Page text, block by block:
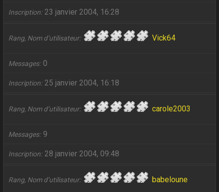
Inscription 23 janvier 2004, 16:28
Rang, Nom d’utilisateur Vick64
Messages 0
Inscription 25 janvier 2004, 16:18
Rang, Nom d’utilisateur carole2003
Messages 9
Inscription 28 janvier 2004, 09:48
Rang, Nom d’utilisateur babeloune